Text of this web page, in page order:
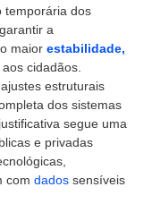
temporária dos
a
maior estabilidade,
cidadãos.
estruturais
dos sistemas
segue uma
e privadas
com dados sensíveis